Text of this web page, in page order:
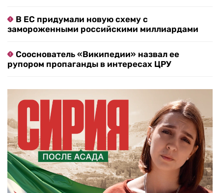
В ЕС придумали новую схему с
замороженными российскими миллиардами
Сооснователь «Википедии» назвал ее
рупором пропаганды в интересах ЦРУ